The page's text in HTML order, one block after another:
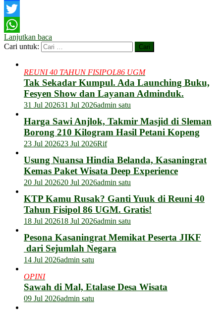
Facebook
Twitter
WhatsApp
Lanjutkan baca
Cari untuk:
REUNI 40 TAHUN FISIPOL86 UGM
Tak Sekadar Kumpul. Ada Launching Buku,
Fesyen Show dan Layanan Adminduk.
31 Jul 202631 Jul 2026admin satu
Harga Sawi Anjlok, Takmir Masjid di Sleman
Borong 210 Kilogram Hasil Petani Kopeng
23 Jul 202623 Jul 2026Rif
Usung Nuansa Hindia Belanda, Kasaningrat
Kemas Paket Wisata Deep Experience
20 Jul 202620 Jul 2026admin satu
KTP Kamu Rusak? Ganti Yuuk di Reuni 40
Tahun Fisipol 86 UGM. Gratis!
18 Jul 202618 Jul 2026admin satu
Pesona Kasaningrat Memikat Peserta JIKF
dari Sejumlah Negara
14 Jul 2026admin satu
OPINI
Sawah di Mal, Etalase Desa Wisata
09 Jul 2026admin satu